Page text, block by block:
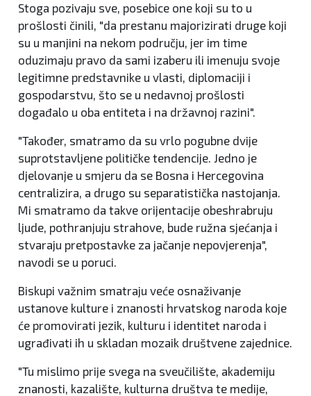
Stoga pozivaju sve, posebice one koji su to u
prošlosti činili, "da prestanu majorizirati druge koji
su u manjini na nekom području, jer im time
oduzimaju pravo da sami izaberu ili imenuju svoje
legitimne predstavnike u vlasti, diplomaciji i
gospodarstvu, što se u nedavnoj prošlosti
događalo u oba entiteta i na državnoj razini".
"Također, smatramo da su vrlo pogubne dvije
suprotstavljene političke tendencije. Jedno je
djelovanje u smjeru da se Bosna i Hercegovina
centralizira, a drugo su separatistička nastojanja.
Mi smatramo da takve orijentacije obeshrabruju
ljude, pothranjuju strahove, bude ružna sjećanja i
stvaraju pretpostavke za jačanje nepovjerenja",
navodi se u poruci.
Biskupi važnim smatraju veće osnaživanje
ustanove kulture i znanosti hrvatskog naroda koje
će promovirati jezik, kulturu i identitet naroda i
ugrađivati ih u skladan mozaik društvene zajednice.
"Tu mislimo prije svega na sveučilište, akademiju
znanosti, kazalište, kulturna društva te medije,